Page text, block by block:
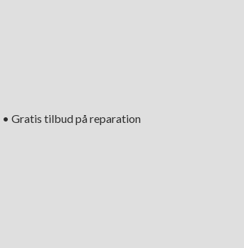
Gratis tilbud på reparation